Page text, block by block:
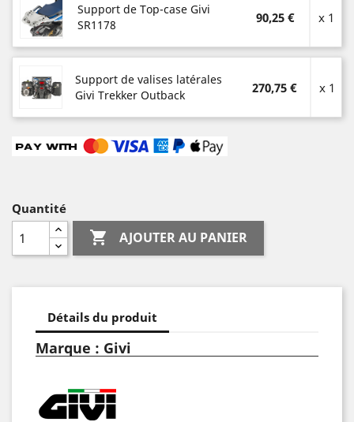
Support de Top-case Givi
SR1178
90,25 € x 1
Support de valises latérales
Givi Trekker Outback
270,75 € x 1
Quantité
 AJOUTER AU PANIER
Détails du produit
Marque : Givi